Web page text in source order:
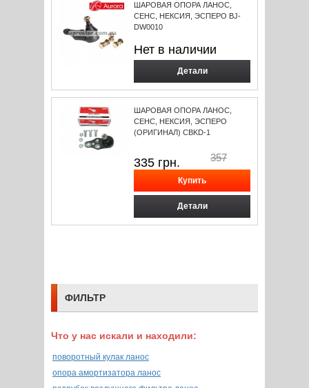
ШАРОВАЯ ОПОРА ЛАНОС,
СЕНС, НЕКСИЯ, ЭСПЕРО BJ-
DW0010
Нет в наличии
Детали
ШАРОВАЯ ОПОРА ЛАНОС,
СЕНС, НЕКСИЯ, ЭСПЕРО
(ОРИГИНАЛ) CBKD-1
335 грн. 357
Детали
ФИЛЬТР
Что у нас искали и находили:
поворотный кулак ланос
опора амортизатора ланос